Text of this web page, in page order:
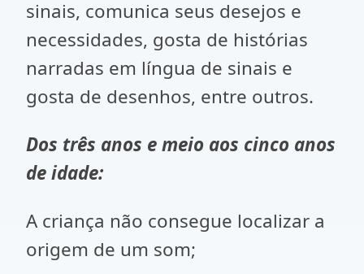
sinais, comunica seus desejos e
necessidades, gosta de histórias
narradas em língua de sinais e
gosta de desenhos, entre outros.
Dos três anos e meio aos cinco anos
de idade:
A criança não consegue localizar a
origem de um som;